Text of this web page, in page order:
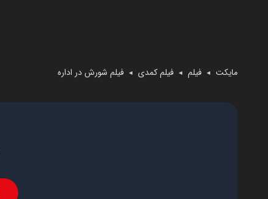
مایکت ◄ فیلم ◄ فیلم کمدی ◄ فیلم شورش در اداره